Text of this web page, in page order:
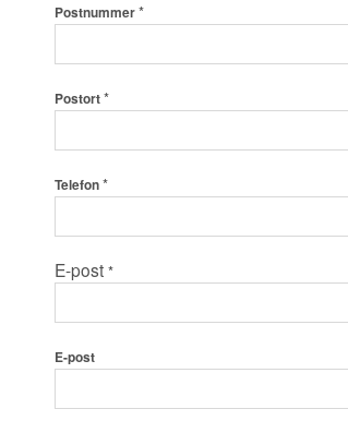
Postnummer*
Postort*
Telefon*
E-post *
E-post